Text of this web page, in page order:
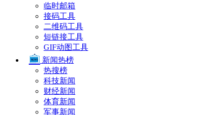
临时邮箱
接码工具
二维码工具
短链接工具
GIF动图工具
新闻热榜
热搜榜
科技新闻
财经新闻
体育新闻
军事新闻